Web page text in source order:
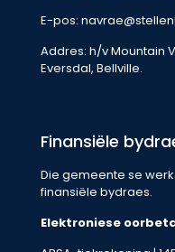
E-pos:
Addres: h/v Mountain
Eversdal, Bellville.
Finansiële
Die gemeente se
finansiële bydraes.
Elektroniese